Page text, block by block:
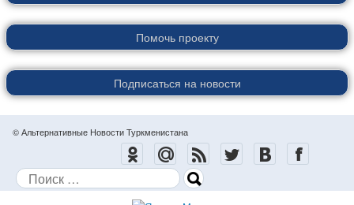
Помочь проекту
Подписаться на новости
© Альтернативные Новости Туркменистана
Поиск